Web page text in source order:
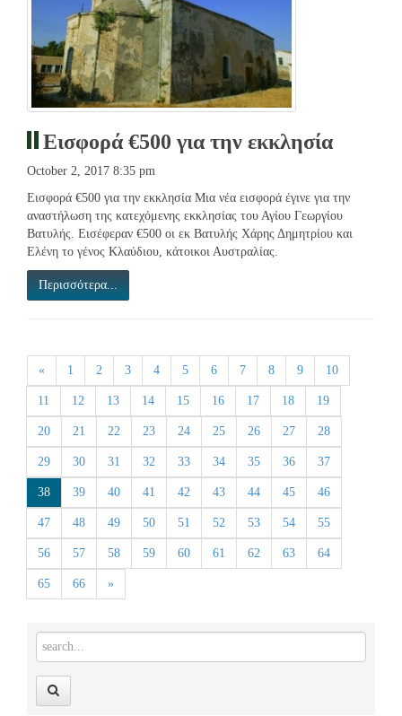
Εισφορά €500 για την εκκλησία
October 2, 2017 8:35 pm
Εισφορά €500 για την εκκλησία Μια νέα εισφορά έγινε για την
αναστήλωση της κατεχόμενης εκκλησίας του Αγίου Γεωργίου
Βατυλής. Εισέφεραν €500 οι εκ Βατυλής Χάρης Δημητρίου και
Ελένη το γένος Κλαύδιου, κάτοικοι Αυστραλίας.
Περισσότερα...
« 1 2 3 4 5 6 7 8 9 10
11 12 13 14 15 16 17 18 19
20 21 22 23 24 25 26 27 28
29 30 31 32 33 34 35 36 37
38 39 40 41 42 43 44 45 46
47 48 49 50 51 52 53 54 55
56 57 58 59 60 61 62 63 64
65 66 »